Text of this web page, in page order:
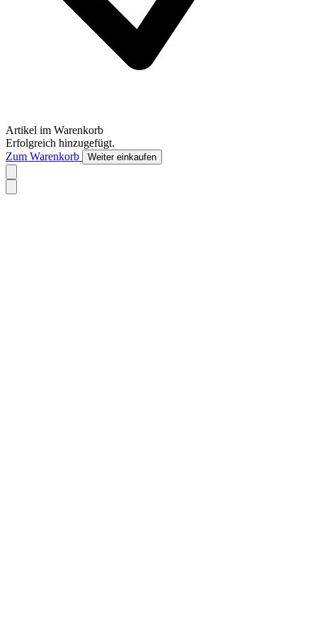
Artikel im Warenkorb
Erfolgreich hinzugefügt.
Zum Warenkorb
Weiter einkaufen